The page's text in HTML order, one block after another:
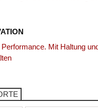
Mit Haltung